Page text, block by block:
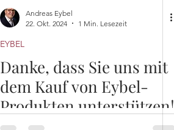
Andreas Eybel
22. Okt. 2024
1 Min. Lesezeit
EYBEL
Danke, dass Sie uns mit
dem Kauf von Eybel-
Produkten unterstützen!